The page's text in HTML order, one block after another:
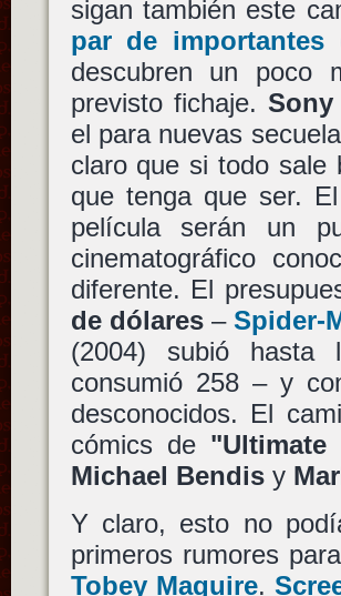
sigan también este
par de
descubren un poco
previsto fichaje. Sony
el para nuevas
claro que si todo
que tenga que ser.
película serán un
cinematográfico
diferente. El
de dólares– Spider-
(2004) subió
consumió 258 – y
desconocidos. El
cómics de "Ultimate
Michael Bendisy
Y claro, esto no
primeros rumores
Tobey Maguire.